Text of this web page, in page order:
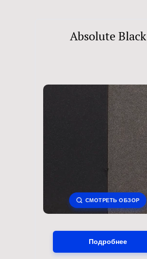
Absolute Black
СМОТРЕТЬ ОБЗОР
Подробнее